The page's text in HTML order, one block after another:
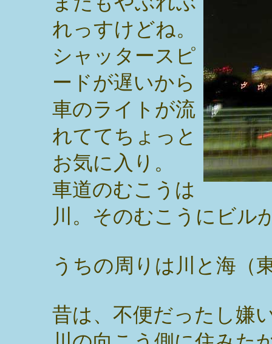
れっすけどね。
シャッタースピ
ードが遅いから
車のライトが流
れててちょっと
お気に入り。
車道のむこうは
川。そのむこうにビル
うちの周りは川と海（
昔は、不便だったし嫌